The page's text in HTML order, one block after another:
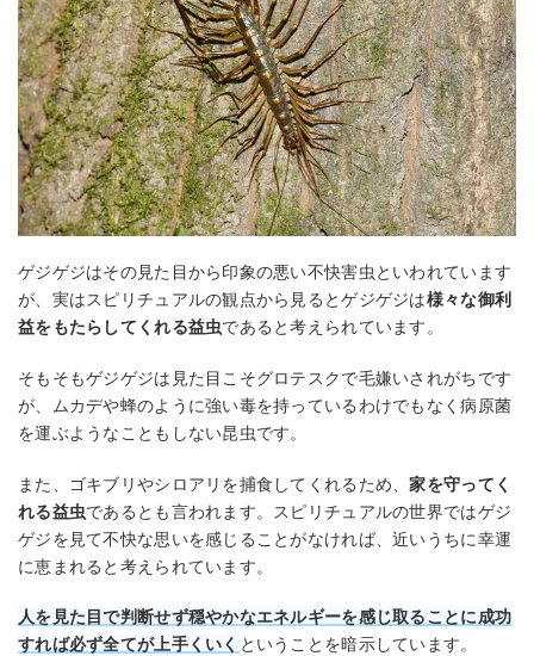
ゲジゲジはその見た目から印象の悪い不快害虫といわれています
が、実はスピリチュアルの観点から見るとゲジゲジは様々な御利
益をもたらしてくれる益虫であると考えられています。
そもそもゲジゲジは見た目こそグロテスクで毛嫌いされがちです
が、ムカデや蜂のように強い毒を持っているわけでもなく病原菌
を運ぶようなこともしない昆虫です。
また、ゴキブリやシロアリを捕食してくれるため、家を守ってく
れる益虫であるとも言われます。スピリチュアルの世界ではゲジ
ゲジを見て不快な思いを感じることがなければ、近いうちに幸運
に恵まれると考えられています。
人を見た目で判断せず穏やかなエネルギーを感じ取ることに成功
すれば必ず全てが上手くいく ということを暗示しています。